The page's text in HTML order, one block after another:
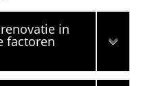
in
factoren